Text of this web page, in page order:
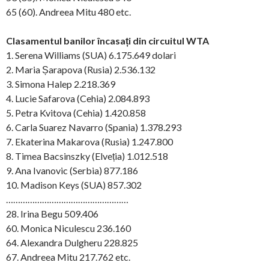
65 (60). Andreea Mitu 480 etc.
Clasamentul banilor încasați din circuitul WTA
1. Serena Williams (SUA) 6.175.649 dolari
2. Maria Șarapova (Rusia) 2.536.132
3. Simona Halep 2.218.369
4. Lucie Safarova (Cehia) 2.084.893
5. Petra Kvitova (Cehia) 1.420.858
6. Carla Suarez Navarro (Spania) 1.378.293
7. Ekaterina Makarova (Rusia) 1.247.800
8. Timea Bacsinszky (Elveția) 1.012.518
9. Ana Ivanovic (Serbia) 877.186
10. Madison Keys (SUA) 857.302
……………………………………………
28. Irina Begu 509.406
60. Monica Niculescu 236.160
64. Alexandra Dulgheru 228.825
67. Andreea Mitu 217.762 etc.